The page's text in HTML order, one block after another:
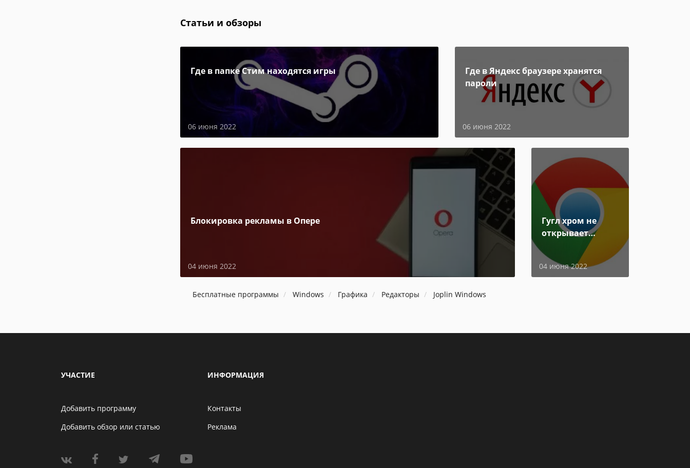
Статьи и обзоры
Где в папке Стим находятся игры
06 июня 2022
Где в Яндекс браузере хранятся
пароли
06 июня 2022
Блокировка рекламы в Опере
04 июня 2022
Гугл хром не
открывает
04 июня 2022
Бесплатные программы Windows Графика Редакторы Joplin Windows
УЧАСТИЕ
Добавить программу
Добавить обзор или статью
ИНФОРМАЦИЯ
Контакты
Реклама